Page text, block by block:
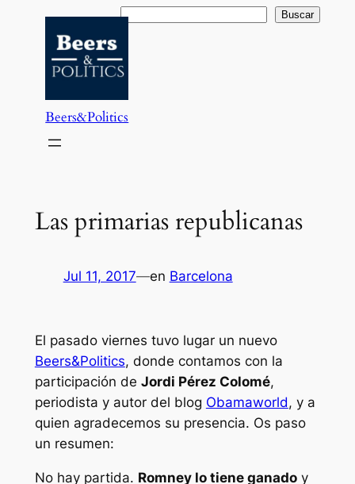
contenido
Buscar Buscar
Beers&Politics
Las primarias republicanas
Jul 11, 2017—en Barcelona
El pasado viernes tuvo lugar un nuevo
Beers&Politics, donde contamos con la
participación de Jordi Pérez Colomé,
periodista y autor del blog Obamaworld, y a
quien agradecemos su presencia. Os paso
un resumen:
No hay partida. Romney lo tiene ganadoy